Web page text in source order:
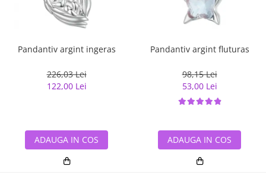
Pandantiv argint ingeras
226,03 Lei
122,00 Lei
ADAUGA IN COS
Pandantiv argint fluturas
98,15 Lei
53,00 Lei
ADAUGA IN COS